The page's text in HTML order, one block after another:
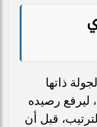
ذاتها
ليرفع رصيده
قبل أن